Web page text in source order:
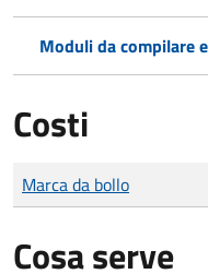
Moduli da compilare
Costi
Tipo di pagamento
Importo
Marca da bollo
Cosa serve